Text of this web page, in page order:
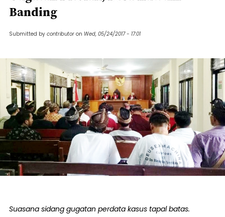
Banding
Submitted by contributor on Wed, 05/24/2017 - 17:01
Suasana sidang gugatan perdata kasus tapal batas.